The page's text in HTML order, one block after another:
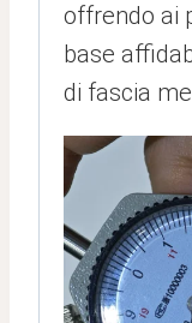
offrendo ai
base
di fascia